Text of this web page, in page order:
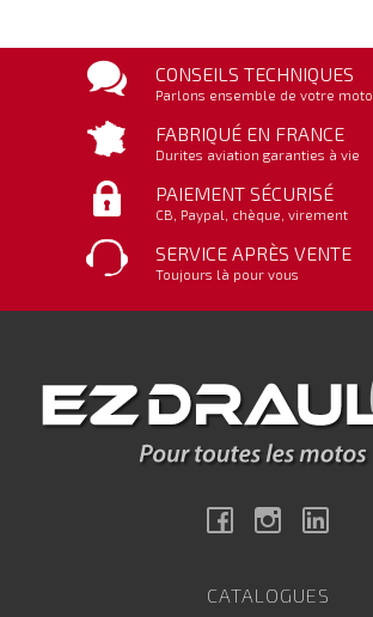
CONSEILS TECHNIQUES
Parlons ensemble de votre moto
FABRIQUÉ EN FRANCE
Durites aviation garanties à vie
PAIEMENT SÉCURISÉ
CB, Paypal, chèque, virement
SERVICE APRÈS VENTE
Toujours là pour vous
FacebookInstagram
CATALOGUES